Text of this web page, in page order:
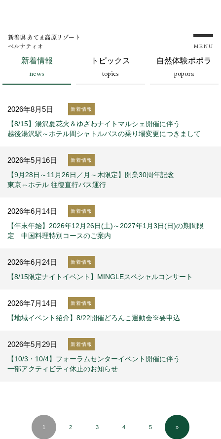
新潟県 あてま高原リゾート
ベルナティオ
MENU
新着情報
news
トピックス
topics
自然体験ポポラ
popora
2026年8月5日 新着情報
【8/15】湯沢夏花火＆ゆざわナイトマルシェ開催に伴う
越後湯沢駅～ホテル間シャトルバスの乗り場変更につきまして
2026年5月16日 新着情報
【9月28日～11月26日／月～木限定】開業30周年記念
東京⇔ホテル 往復直行バス運行
2026年6月14日 新着情報
【年末年始】2026年12月26日(土)～2027年1月3日(日)の期間限
定 中国料理特別コースのご案内
2026年6月24日 新着情報
【8/15限定ナイトイベント】MINGLEスペシャルコンサート
2026年7月14日 新着情報
【地域イベント紹介】8/22開催どろんこ運動会※要申込
2026年5月29日 新着情報
【10/3・10/4】フォーラムセンターイベント開催に伴う
一部アクティビティ休止のお知らせ
1 2 3 4 5 »